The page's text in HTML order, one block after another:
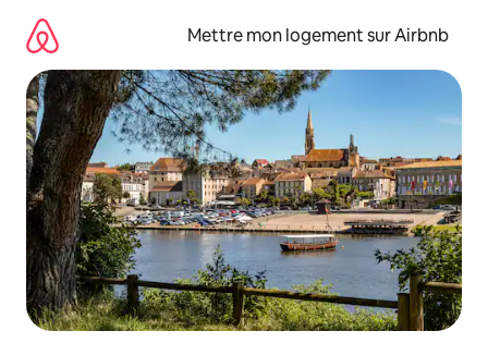
directement
contenu
Mettre mon logement sur Airbnb